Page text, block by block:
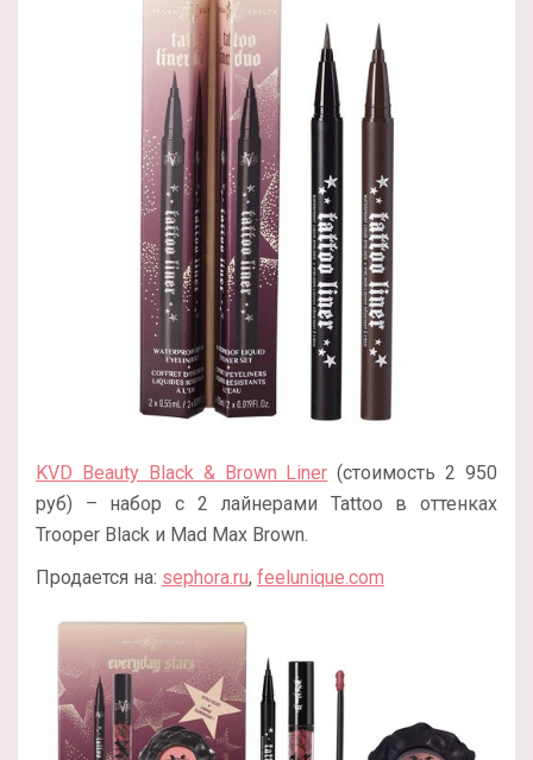
KVD Beauty Black & Brown Liner (стоимость 2 950
руб) – набор с 2 лайнерами Tattoo в оттенках
Trooper Black и Mad Max Brown.
Продается на: sephora.ru, feelunique.com